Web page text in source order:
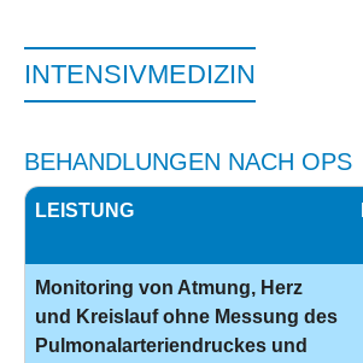
INTENSIVMEDIZIN
BEHANDLUNGEN NACH OPS
LEISTUNG
Monitoring von Atmung, Herz
und Kreislauf ohne Messung des
Pulmonalarteriendruckes und